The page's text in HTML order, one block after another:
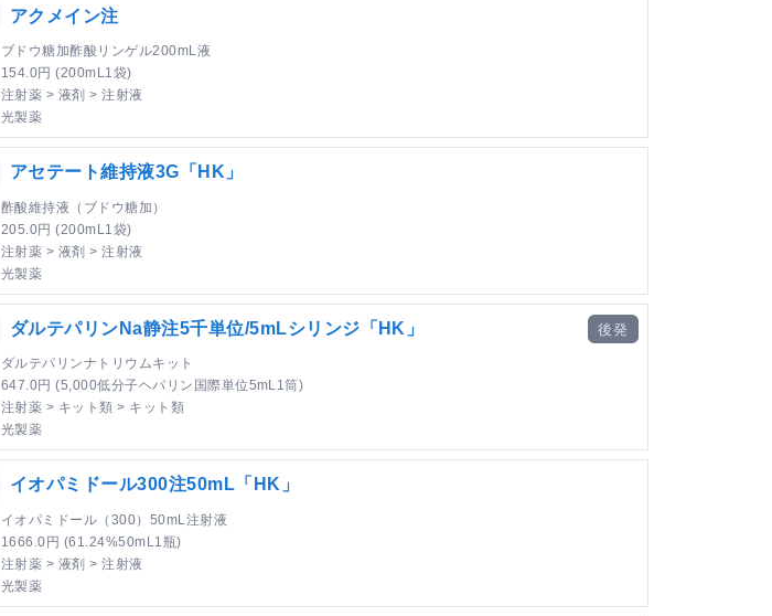
アクメイン注
ブドウ糖加酢酸リンゲル200mL液
154.0円 (200mL1袋)
注射薬 > 液剤 > 注射液
光製薬
アセテート維持液3G「HK」
酢酸維持液（ブドウ糖加）
205.0円 (200mL1袋)
注射薬 > 液剤 > 注射液
光製薬
ダルテパリンNa静注5千単位/5mLシリンジ「HK」
ダルテパリンナトリウムキット
647.0円 (5,000低分子ヘパリン国際単位5mL1筒)
注射薬 > キット類 > キット類
光製薬
後発
イオパミドール300注50mL「HK」
イオパミドール（300）50mL注射液
1666.0円 (61.24%50mL1瓶)
注射薬 > 液剤 > 注射液
光製薬